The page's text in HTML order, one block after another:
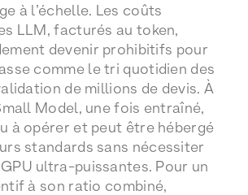
à l’échelle. Les coûts
LLM, facturés au token,
devenir prohibitifs pour
comme le tri quotidien des
de millions de devis. À
Model, une fois entraîné,
à opérer et peut être hébergé
standards sans nécessiter
ultra-puissantes. Pour un
à son ratio combiné,